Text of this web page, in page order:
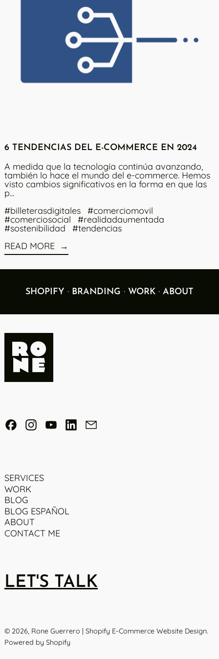
6 TENDENCIAS DEL E-COMMERCE EN 2024
A medida que la tecnología continúa avanzando,
también lo hace el mundo del e-commerce. Hemos
visto cambios significativos en la forma en que las
p...
#billeterasdigitales
#comerciomovil
#comerciosocial #realidadaumentada
#sostenibilidad
#tendencias
READ MORE
SHOPIFY · BRANDING · WORK · ABOUT
FacebookInstagramYouTubeLinkedIn
SERVICES
WORK
BLOG
BLOG ESPAÑOL
ABOUT
CONTACT ME
LET'S TALK
© 2026, Rone Guerrero | Shopify E-Commerce Website Design.
Powered by Shopify